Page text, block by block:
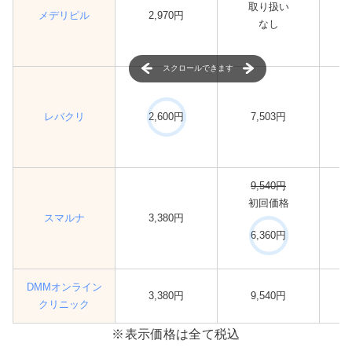
メデリピル 2,970円
取り扱い
なし
レバクリ 2,600円 7,503円
スマルナ 3,380円
9,540円
初回価格
6,360円
DMMオンライン
クリニック
3,380円 9,540円
スクロールできます
※表示価格は全て税込